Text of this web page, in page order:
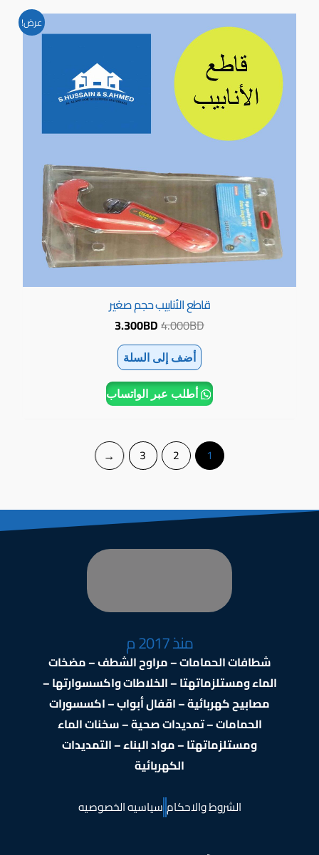
عرض!
قاطع الأنابيب حجم صغير
4.000BD
السعر
الأصلي
3.300BD
السعر
الحالي
3.300BD.
أضف إلى السلة
أطلب عبر الواتساب
1
2
3
←
منذ 2017 م
شطافات الحمامات – مراوح الشطف – مضخات
الماء ومستلزماتهتا – الخلاطات واكسسوارتها –
مصابيح كهربائية – اقفال أبواب – اكسسورات
الحمامات – تمديدات صحية – سخنات الماء
ومستلزماتهتا – مواد البناء – التمديدات
الكهربائية
الشروط والاحكام سياسيه الخصوصيه